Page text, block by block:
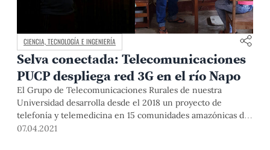
CIENCIA, TECNOLOGÍA E INGENIERÍA
Selva conectada: Telecomunicaciones
PUCP despliega red 3G en el río Napo
El Grupo de Telecomunicaciones Rurales de nuestra
Universidad desarrolla desde el 2018 un proyecto de
telefonía y telemedicina en 15 comunidades amazónicas de
Loreto.
07.04.2021